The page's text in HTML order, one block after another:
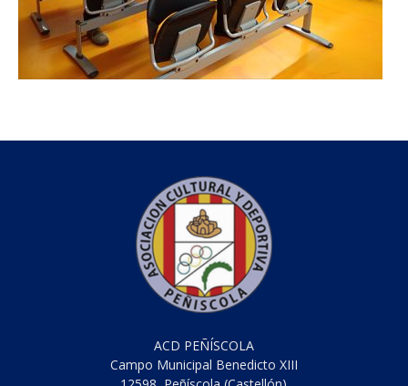
ACD PEÑÍSCOLA
Campo Municipal Benedicto XIII